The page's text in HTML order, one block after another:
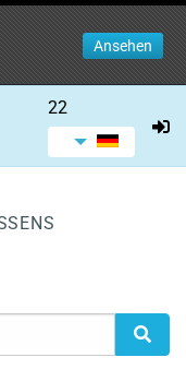
Ansehen
22